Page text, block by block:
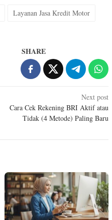
Layanan Jasa Kredit Motor
SHARE
Next post
Cara Cek Rekening BRI Aktif atau
Tidak (4 Metode) Paling Baru